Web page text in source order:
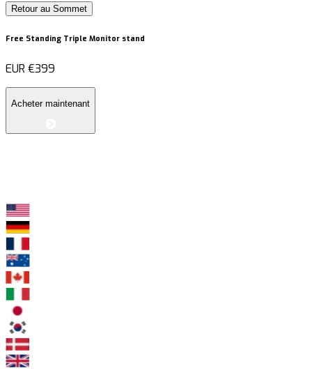
Retour au Sommet
Free Standing Triple Monitor stand
EUR €399
Acheter maintenant